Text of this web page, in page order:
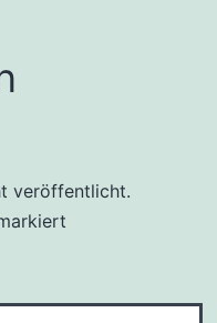
veröffentlicht.